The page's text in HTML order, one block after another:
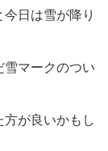
日は雪が降り
マークのつい
が良いかもし